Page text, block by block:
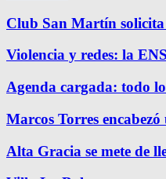
Club San Martín
Violencia y redes: la
Agenda cargada: todo
Marcos Torres
Alta Gracia se mete de